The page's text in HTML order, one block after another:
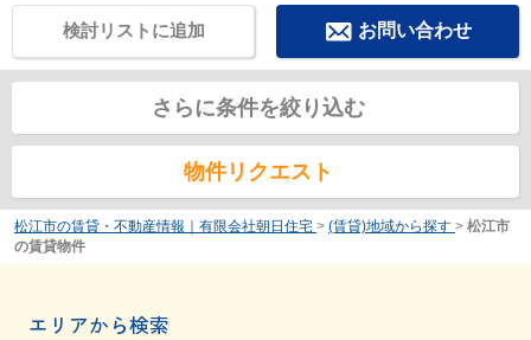
お問い合わせ
検討リストに追加
さらに条件を絞り込む
物件リクエスト
松江市の賃貸・不動産情報｜有限会社朝日住宅 > (賃貸)地域から探す > 松江市
の賃貸物件
エリアから検索